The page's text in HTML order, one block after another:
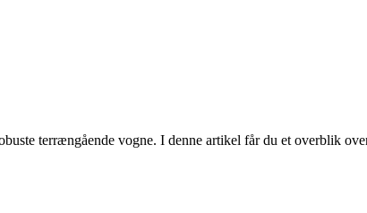
terrængående vogne. I denne artikel får du et overblik